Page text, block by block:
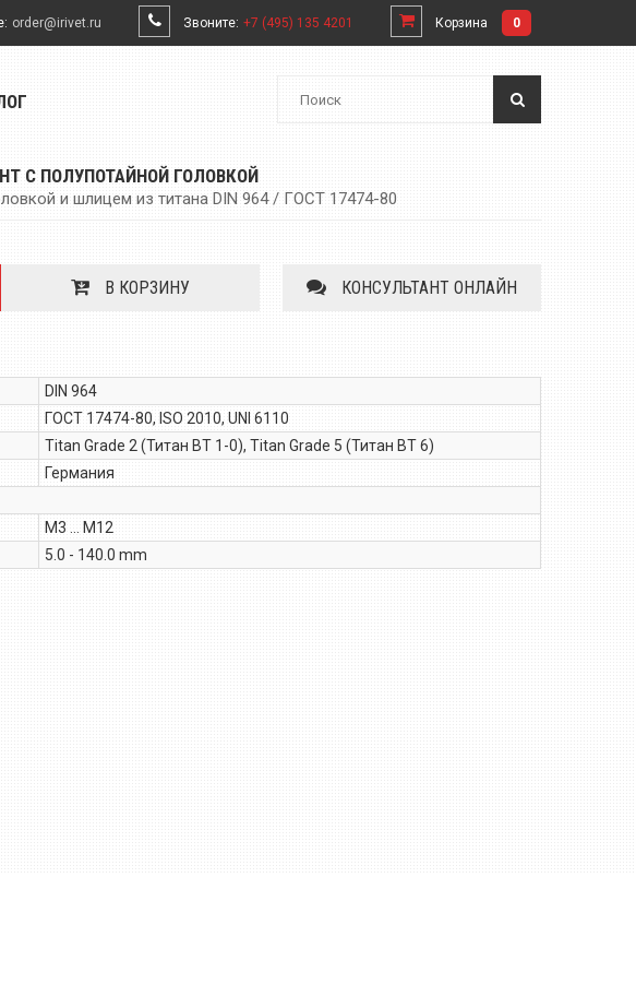
order@irivet.ru Звоните: +7 (495) 135 4201 Корзина 0
С ПОЛУПОТАЙНОЙ ГОЛОВКОЙ
и шлицем из титана DIN 964 / ГОСТ 17474-80
В КОРЗИНУ КОНСУЛЬТАНТ ОНЛАЙН
DIN 964
ГОСТ 17474-80, ISO 2010, UNI 6110
Titan Grade 2 (Титан ВТ 1-0), Titan Grade 5 (Титан ВТ 6)
Германия
M3 ... M12
5.0 - 140.0 mm